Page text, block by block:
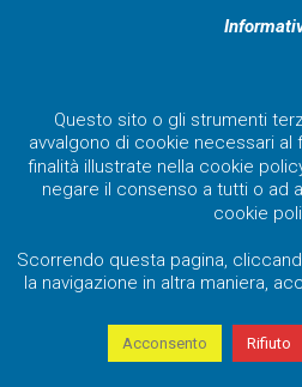
Questo sito o gli strumenti
avvalgono di cookie necessari al
finalità illustrate nella cookie
negare il consenso a tutti o ad
cookie
Scorrendo questa pagina,
la navigazione in altra maniera,
Acconsento Rifiuto